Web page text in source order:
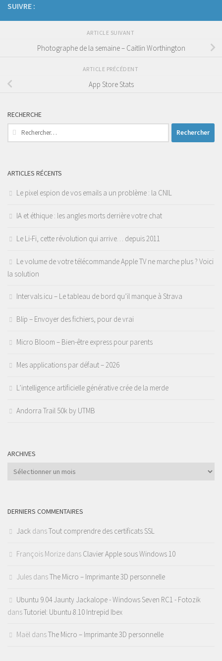
SUIVRE :
ARTICLE SUIVANT
Photographe de la semaine – Caitlin Worthington
ARTICLE PRÉCÉDENT
App Store Stats
RECHERCHE
Rechercher :
ARTICLES RÉCENTS
Le pixel espion de vos emails a un problème : la CNIL
IA et éthique : les angles morts derrière votre chat
Le Li-Fi, cette révolution qui arrive… depuis 2011
Le volume de votre télécommande Apple TV ne marche plus ? Voici
la solution
Intervals.icu – Le tableau de bord qu’il manque à Strava
Blip – Envoyer des fichiers, pour de vrai
Micro Bloom – Bien-être express pour parents
Mes applications par défaut – 2026
L’intelligence artificielle générative crée de la merde
Andorra Trail 50k by UTMB
ARCHIVES
Archives
DERNIERS COMMENTAIRES
Jack dansTout comprendre des certificats SSL
François Morize dans Clavier Apple sous Windows 10
Jules dansThe Micro – Imprimante 3D personnelle
Ubuntu 9.04 Jaunty Jackalope - Windows Seven RC1 - Fotozik
dansTutoriel: Ubuntu 8.10 Intrepid Ibex
Maël dansThe Micro – Imprimante 3D personnelle